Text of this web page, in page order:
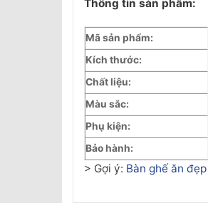
Thông tin sản phẩm:
Mã sản phẩm:
Kích thước:
Chất liệu:
Màu sắc:
Phụ kiện:
Bảo hành:
> Gợi ý: Bàn ghế ăn đẹp